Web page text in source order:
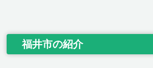
福井市の紹介